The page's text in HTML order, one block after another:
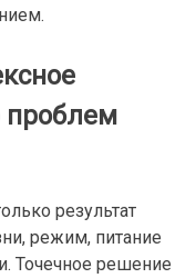
проблем
результат
режим, питание
Точечное решение